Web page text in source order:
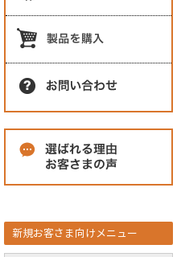
新規お客さま向けメニュー